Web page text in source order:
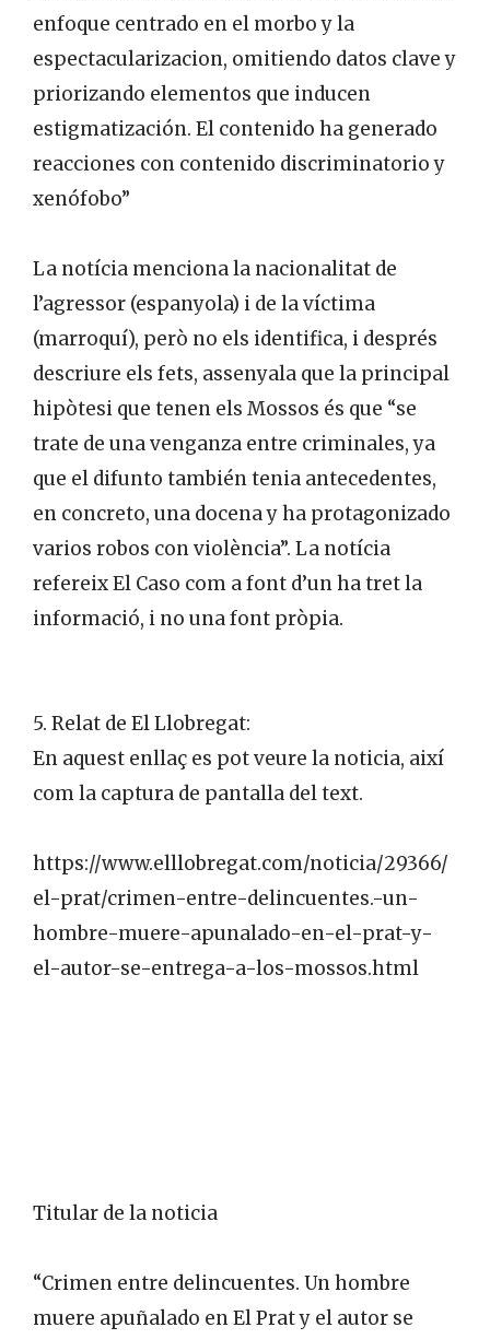
enfoque centrado en el morbo y la
espectacularizacion, omitiendo datos clave y
priorizando elementos que inducen
estigmatización. El contenido ha generado
reacciones con contenido discriminatorio y
xenófobo”
La notícia menciona la nacionalitat de
l’agressor (espanyola) i de la víctima
(marroquí), però no els identifica, i després
descriure els fets, assenyala que la principal
hipòtesi que tenen els Mossos és que “se
trate de una venganza entre criminales, ya
que el difunto también tenia antecedentes,
en concreto, una docena y ha protagonizado
varios robos con violència”. La notícia
refereix El Caso com a font d’un ha tret la
informació, i no una font pròpia.
5. Relat de El Llobregat:
En aquest enllaç es pot veure la noticia, així
com la captura de pantalla del text.
https://www.elllobregat.com/noticia/29366/
el-prat/crimen-entre-delincuentes.-un-
hombre-muere-apunalado-en-el-prat-y-
el-autor-se-entrega-a-los-mossos.html
Titular de la noticia
“Crimen entre delincuentes. Un hombre
muere apuñalado en El Prat y el autor se